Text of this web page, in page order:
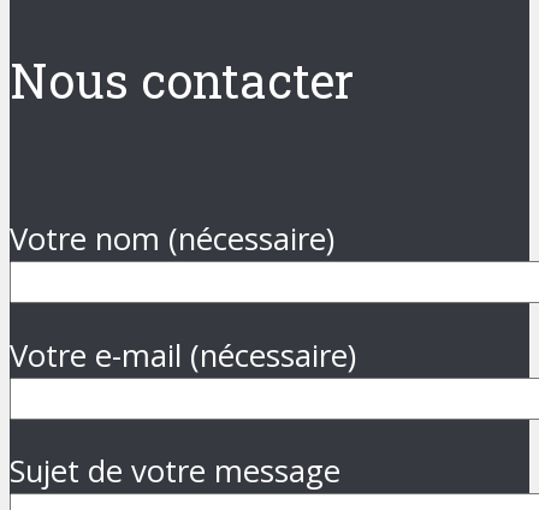
Nous contacter
Votre nom (nécessaire)
Votre e-mail (nécessaire)
Sujet de votre message